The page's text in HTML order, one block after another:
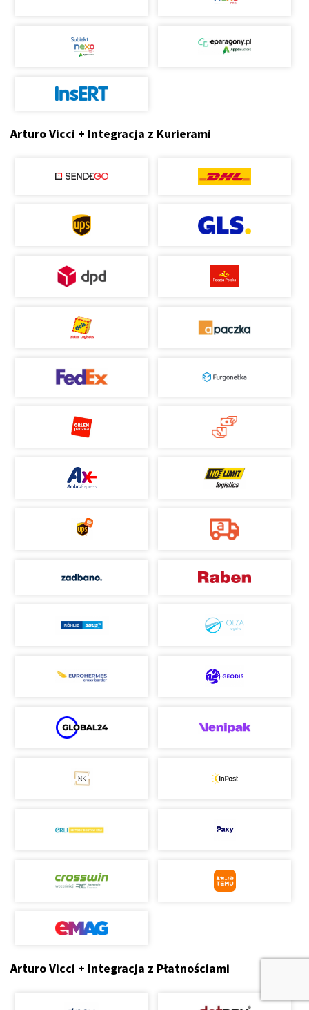
Arturo Vicci + Integracja z Kurierami
Arturo Vicci + Integracja z Płatnościami